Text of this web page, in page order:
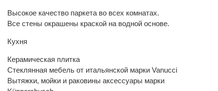
Высокое качество паркета во всех комнатах.
Все стены окрашены краской на водной основе.
Кухня
Керамическая плитка
Стеклянная мебель от итальянской марки Vanucci
Вытяжки, мойки и раковины аксессуары марки